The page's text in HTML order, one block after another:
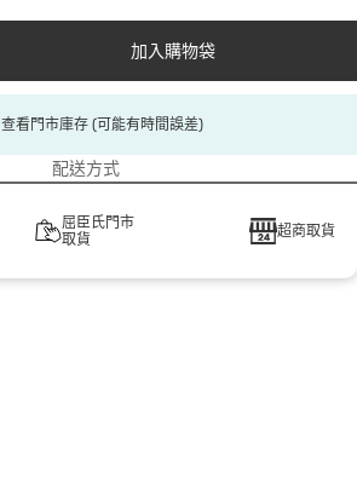
加入購物袋
查看門市庫存 (可能有時間誤差)
配送方式
屈臣氏門市
取貨
超商取貨